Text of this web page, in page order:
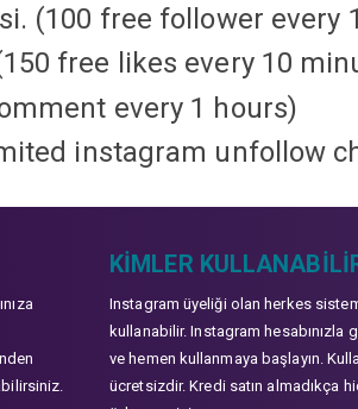
(100 free follower every
free likes every 10
every 1 hours)
instagram unfollow
KIMLER
Instagram üyeliği olan herkes
kullanabilir. Instagram hesabınızla
ve hemen kullanmaya başlayın.
ücretsizdir. Kredi satın almadıkça